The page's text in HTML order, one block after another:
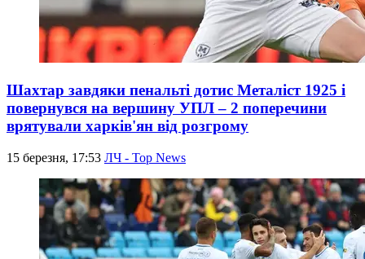
Шахтар завдяки пенальті дотис Металіст 1925 і
повернувся на вершину УПЛ – 2 поперечини
врятували харків'ян від розгрому
15 березня, 17:53 ЛЧ - Top News